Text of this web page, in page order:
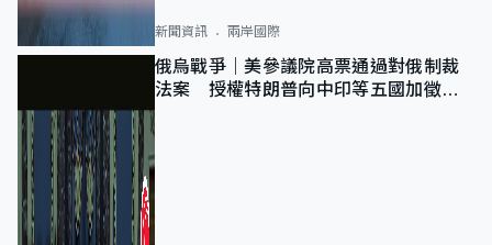
新聞資訊 兩岸國際
俄烏戰爭｜美參議院高票通過對俄制裁
法案 授權特朗普向中印等五國加徵
100%關稅